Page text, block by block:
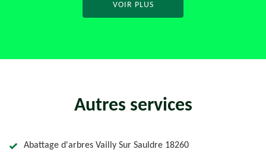
VOIR PLUS
Autres services
Abattage d'arbres Vailly Sur Sauldre 18260